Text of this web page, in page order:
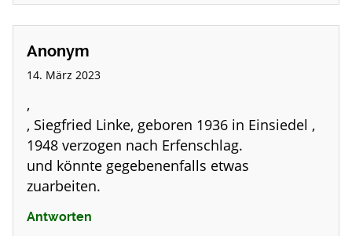
Anonym
14. März 2023
,
, Siegfried Linke, geboren 1936 in Einsiedel ,
1948 verzogen nach Erfenschlag.
und könnte gegebenenfalls etwas
zuarbeiten.
Antworten